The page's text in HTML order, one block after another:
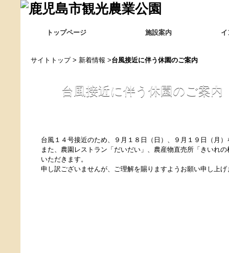
トップページ 施設案内
サイトトップ> 新着情報 >台風接近に伴う休園のご案内
台風接近に伴う休園のご案内
台風１４号接近のため、９月１８日（日）、９月１９日（月
また、農園レストラン「だいだい」、農産物直売所「きいれ
いただきます。
申し訳ございませんが、ご理解を賜りますようお願い申し上げ